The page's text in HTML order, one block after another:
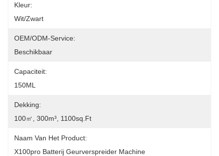
Kleur:
Wit/Zwart
OEM/ODM-Service:
Beschikbaar
Capaciteit:
150ML
Dekking:
100㎡, 300m³, 1100sq.ft
Naam Van Het Product:
X100pro Batterij Geurverspreider Machine